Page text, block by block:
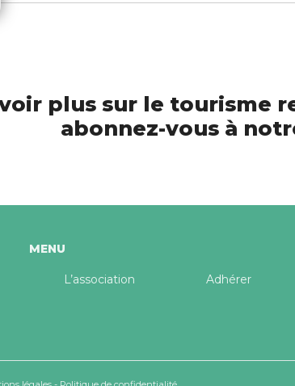
plus sur le tourisme
abonnez-vous à
MENU
L’association Adhérer